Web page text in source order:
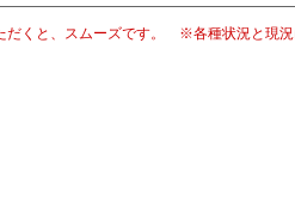
くと、スムーズです。 ※各種状況と現況